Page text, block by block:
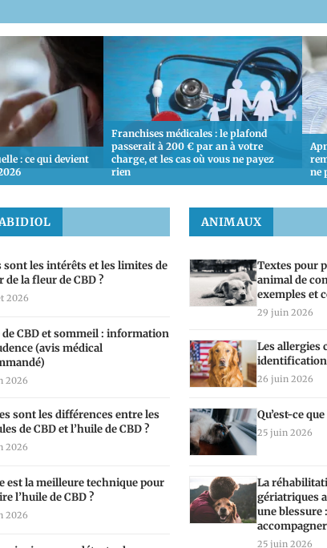
: ce qui devient
Franchises médicales : le plafond
passerait à 200 € par an à votre
charge, et les cas où vous ne payez
rien
ne
sont les intérêts et les limites de
de la fleur de CBD ?
2026
CBD et sommeil : information
(avis médical
2026
sont les différences entre les
de CBD et l’huile de CBD ?
2026
est la meilleure technique pour
l’huile de CBD ?
2026
ANIMAUX
Textes pour
animal de
exemples et
29 juin 2026
Les allergies
identification
26 juin 2026
Qu’est-ce
25 juin 2026
La
gériatriques
une blessure
accompagner
25 juin 2026